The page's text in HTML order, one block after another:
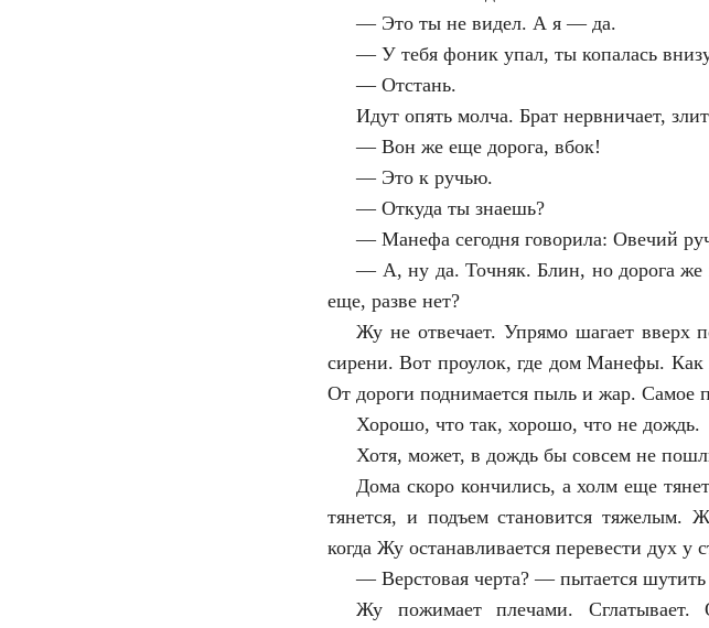
— Это ты не видел. А я — да.
—У тебя фоник упал, ты копалась
—Отстань.
Идут опять молча. Брат нервничает,
—Вон же еще дорога, вбок!
— Это к ручью.
—Откуда ты знаешь?
—Манефа сегодня говорила: Овечий
— А, ну да. Точняк. Блин, но дорога
еще, разве нет?
Жу не отвечает. Упрямо шагает вверх
сирени. Вот проулок, где дом Манефы.
От дороги поднимается пыль и жар. Самое
Хорошо, что так, хорошо, что не дождь.
Хотя, может, в дождь бы совсем не
Дома скоро кончились, а холм еще
тянется, и подъем становится тяжелым.
когда Жу останавливается перевести дух у
—Верстовая черта? — пытается
Жу пожимает плечами.